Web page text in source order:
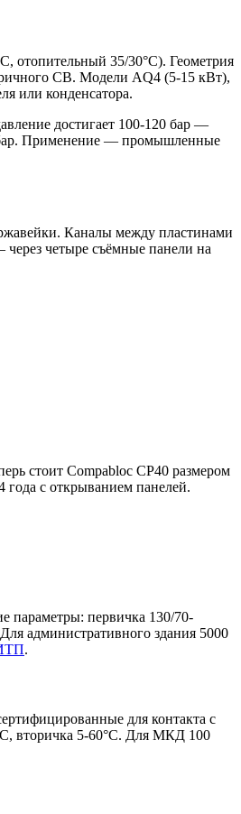
отопительный 35/30°C). Геометрия
CB. Модели AQ4 (5-15 кВт),
или конденсатора.
достигает 100-120 бар —
бар. Применение — промышленные
Каналы между пластинами
четыре съёмные панели на
стоит Compabloc CP40 размером
с открыванием панелей.
параметры: первичка 130/70-
административного здания 5000
.
для контакта с
вторичка 5-60°C. Для МКД 100